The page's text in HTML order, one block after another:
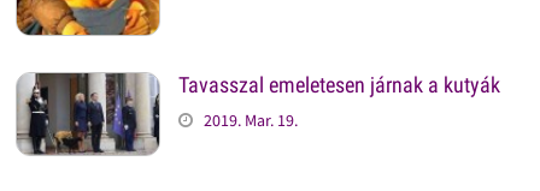
Tavasszal emeletesen járnak a kutyák
2019. Mar. 19.